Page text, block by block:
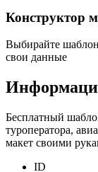
Конструктор
Выбирайте шаблон
свои данные
Бесплатный
туроператора,
макет своими
ID